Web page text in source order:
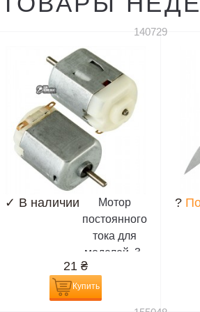
6230, 6230i,
6233, 6234,140729
✓ В наличии
Мотор
постоянного
тока для
моделей, 3-
21 ₴
Купить
?